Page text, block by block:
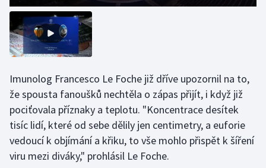
Rychlobruslení
Rychlostní kanoistika
Sportovní střelba
Stolní tenis
Triatlon
Imunolog Francesco Le Foche již dříve upozornil na to,
že spousta fanoušků nechtěla o zápas přijít, i když již
pociťovala příznaky a teplotu. "Koncentrace desítek
tisíc lidí, které od sebe dělily jen centimetry, a euforie
vedoucí k objímání a křiku, to vše mohlo přispět k šíření
viru mezi diváky," prohlásil Le Foche.